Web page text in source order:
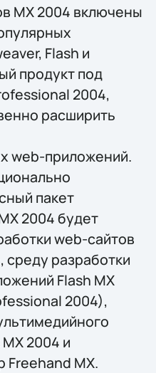
MX 2004 включены
Flash и
продукт под
2004,
расширить
web-приложений.
пакет
2004 будет
web-сайтов
среду разработки
Flash MX
2004),
2004 и
Freehand MX.